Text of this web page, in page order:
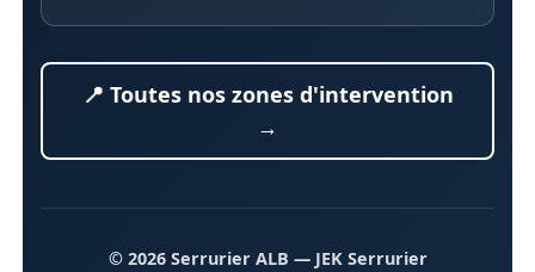
📍 Toutes nos zones d'intervention
→
© 2026 Serrurier ALB — JEK Serrurier